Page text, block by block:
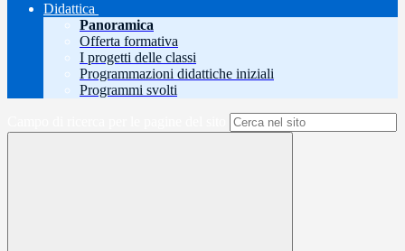
Didattica
Panoramica
Offerta formativa
I progetti delle classi
Programmazioni didattiche iniziali
Programmi svolti